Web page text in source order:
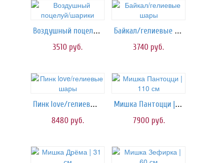
Воздушный поцелуй/шарики
3510 руб.
Байкал/гелиевые шары
3740 руб.
Пинк love/гелиевые шары
8480 руб.
Мишка Пантоцци | 110 см
7900 руб.